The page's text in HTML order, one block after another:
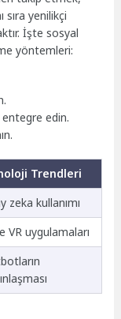
sıra yenilikçi
İşte sosyal
yöntemleri:
edin.
Trendleri
zeka kullanımı
VR uygulamaları